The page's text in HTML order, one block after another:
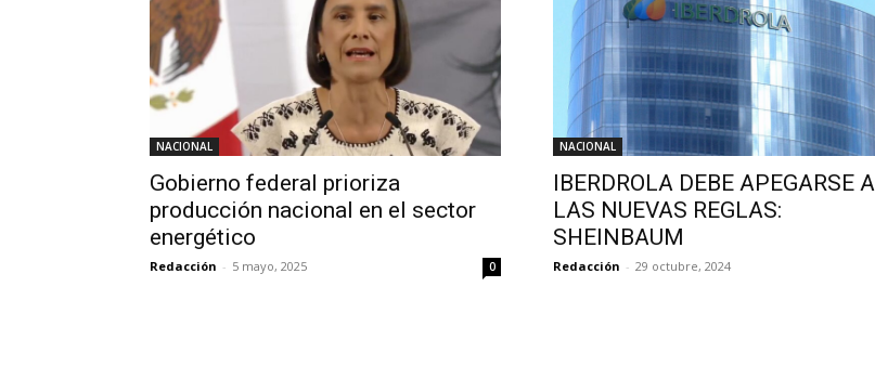
NACIONAL
Gobierno federal prioriza
producción nacional en el sector
energético
Redacción - 5 mayo, 2025 0
NACIONAL
IBERDROLA DEBE APEGARSE A
LAS NUEVAS REGLAS:
SHEINBAUM
Redacción - 29 octubre, 2024